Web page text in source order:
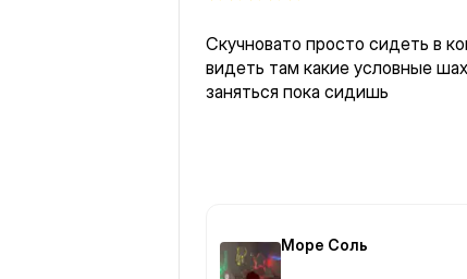
Скучновато просто сидеть в
видеть там какие условные
заняться пока сидишь
Море Соль